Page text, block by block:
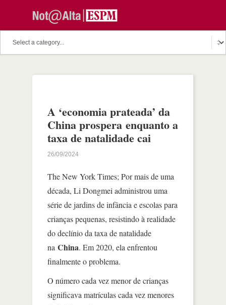
A ‘economia prateada’ da
China prospera enquanto a
taxa de natalidade cai
26/09/2024
The New York Times; Por mais de uma
década, Li Dongmei administrou uma
série de jardins de infância e escolas para
crianças pequenas, resistindo à realidade
do declínio da taxa de natalidade
na China. Em 2020, ela enfrentou
finalmente o problema.
O número cada vez menor de crianças
significava matrículas cada vez menores